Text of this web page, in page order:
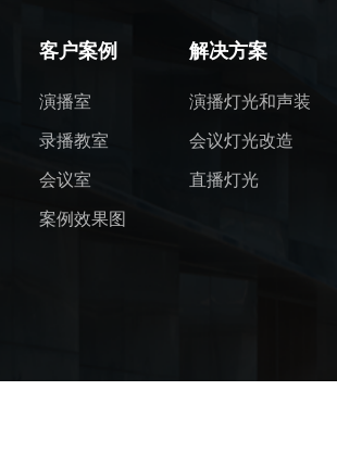
客户案例
演播室
录播教室
会议室
案例效果图
解决方案
演播灯光和声装
会议灯光改造
直播灯光